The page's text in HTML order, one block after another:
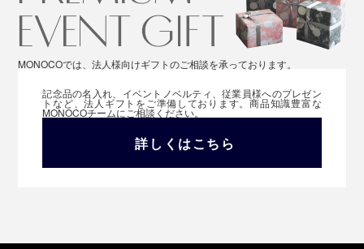
MONOCOでは、法人様向けギフトのご相談を承っております。
記念品の名入れ、イベントノベルティ、従業員様へのプレゼン
トなど、法人ギフトをご準備しております。商品知識豊富な
MONOCOチームにご相談ください。
詳しくはこちら